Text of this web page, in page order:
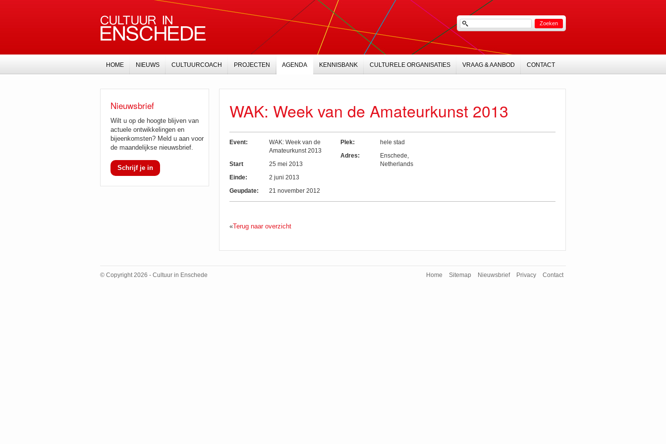
WAK: Week van de Amateurkunst 2013
Event:
WAK: Week van de
Amateurkunst 2013
Start
25 mei 2013
Einde:
2 juni 2013
Geupdate:
21 november 2012
Plek:
hele stad
Adres:
Enschede,
Netherlands
«Terug naar overzicht
Nieuwsbrief
Wilt u op de hoogte blijven van
actuele ontwikkelingen en
bijeenkomsten? Meld u aan voor
de maandelijkse nieuwsbrief.
Schrijf je in
HOME NIEUWS CULTUURCOACH PROJECTEN AGENDA KENNISBANK CULTURELE ORGANISATIES VRAAG & AANBOD CONTACT
© Copyright 2026 - Cultuur in Enschede Home Sitemap Nieuwsbrief Privacy Contact